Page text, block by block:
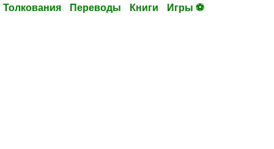
Толкования Переводы Книги Игры ⚽